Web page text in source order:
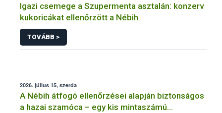
Igazi csemege a Szupermenta asztalán: konzerv
kukoricákat ellenőrzött a Nébih
TOVÁBB >
2026. július 15, szerda
A Nébih átfogó ellenőrzései alapján biztonságos
a hazai szamóca – egy kis mintaszámú